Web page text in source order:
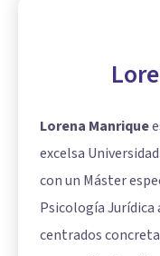
Lorena Manrique
excelsa
con un Máster
Psicología Jurídica
centrados